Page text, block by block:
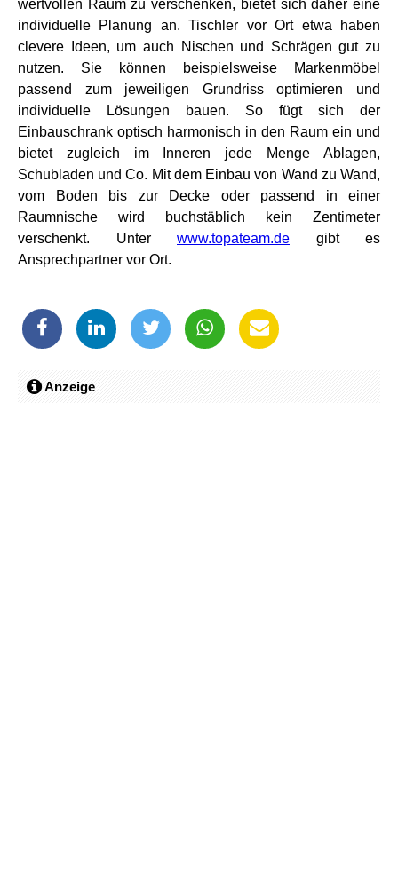
wertvollen Raum zu verschenken, bietet sich daher eine
individuelle Planung an. Tischler vor Ort etwa haben
clevere Ideen, um auch Nischen und Schrägen gut zu
nutzen. Sie können beispielsweise Markenmöbel
passend zum jeweiligen Grundriss optimieren und
individuelle Lösungen bauen. So fügt sich der
Einbauschrank optisch harmonisch in den Raum ein und
bietet zugleich im Inneren jede Menge Ablagen,
Schubladen und Co. Mit dem Einbau von Wand zu Wand,
vom Boden bis zur Decke oder passend in einer
Raumnische wird buchstäblich kein Zentimeter
verschenkt. Unter www.topateam.de gibt es
Ansprechpartner vor Ort.
Anzeige